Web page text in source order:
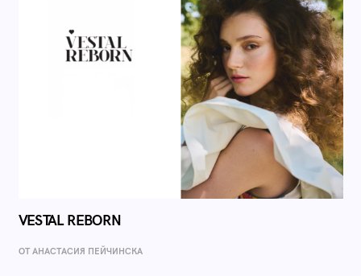
VESTAL REBORN
ОТ AНАСТАСИЯ ПЕЙЧИНСКА